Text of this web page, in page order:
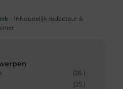
(26 )
(25 )
- Inhoudelijk redacteur &